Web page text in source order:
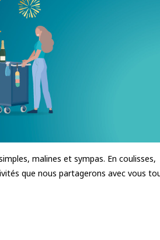
malines et sympas. En coulisses,
que nous partagerons avec vous